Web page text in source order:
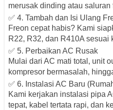
merusak dinding atau saluran
✅ 4. Tambah dan Isi Ulang
Freon cepat habis? Kami
R22, R32, dan R410A sesuai
✅ 5. Perbaikan AC Rusak
Mulai dari AC mati total, unit
kompresor bermasalah,
✅ 6. Instalasi AC Baru
Kami kerjakan instalasi pipa
tepat, kabel tertata rapi, dan